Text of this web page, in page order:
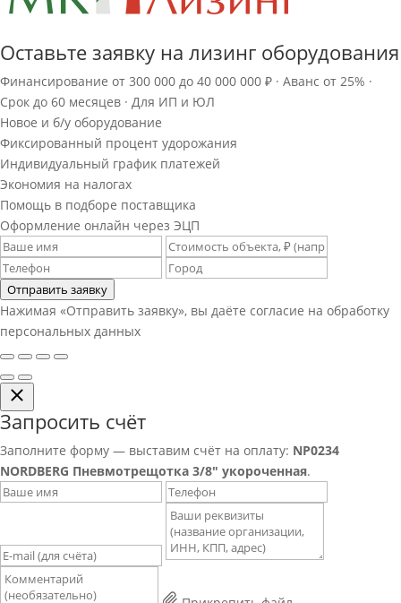
Оставьте заявку на лизинг оборудования
Финансирование от 300 000 до 40 000 000 ₽ · Аванс от 25% ·
Срок до 60 месяцев · Для ИП и ЮЛ
Новое и б/у оборудование
Фиксированный процент удорожания
Индивидуальный график платежей
Экономия на налогах
Помощь в подборе поставщика
Оформление онлайн через ЭЦП
Отправить заявку
Нажимая «Отправить заявку», вы даёте согласие на обработку
персональных данных
Запросить счёт
Заполните форму — выставим счёт на оплату: NP0234
NORDBERG Пневмотрещотка 3/8" укороченная.